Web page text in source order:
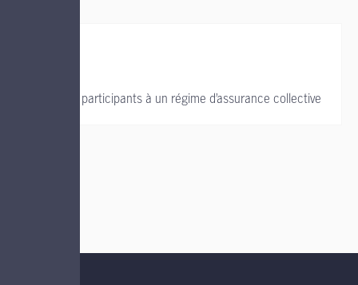
Soutien aux participants à un régime d’assurance collective